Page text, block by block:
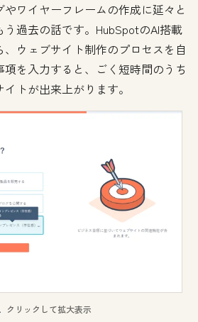
ワイヤーフレームの作成に延々と
過去の話です。HubSpotのAI搭載
ウェブサイト制作のプロセスを自
を入力すると、ごく短時間のうち
トが出来上がります。
クリックして拡大表示